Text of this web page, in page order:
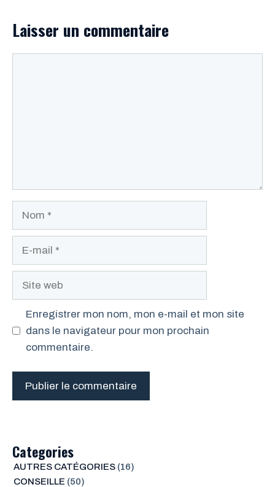
Laisser un commentaire
Site
Enregistrer mon nom, mon e-mail et mon site
dans le navigateur pour mon prochain
commentaire.
Categories
AUTRES CATÉGORIES(16)
CONSEILLE (50)